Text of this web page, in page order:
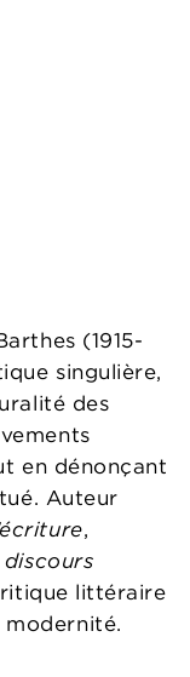
(1915-
singulière,
des
en dénonçant
Auteur
,
discours
littéraire